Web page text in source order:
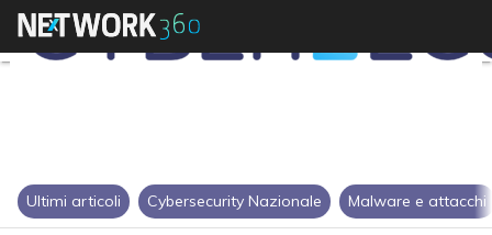
Ultimi articoli Cybersecurity Nazionale Malware e attacchi